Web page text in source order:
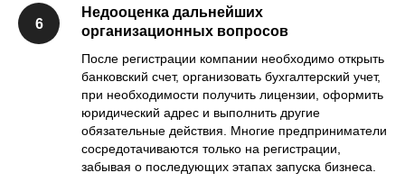
Недооценка дальнейших
организационных вопросов
После регистрации компании необходимо открыть
банковский счет, организовать бухгалтерский учет,
при необходимости получить лицензии, оформить
юридический адрес и выполнить другие
обязательные действия. Многие предприниматели
сосредотачиваются только на регистрации,
забывая о последующих этапах запуска бизнеса.